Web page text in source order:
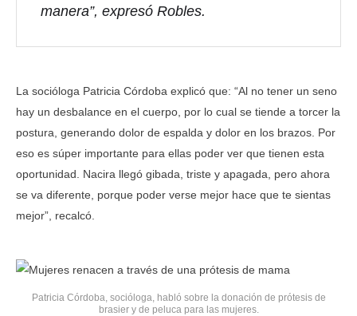
manera”, expresó Robles.
La socióloga Patricia Córdoba explicó que: “Al no tener un seno
hay un desbalance en el cuerpo, por lo cual se tiende a torcer la
postura, generando dolor de espalda y dolor en los brazos. Por
eso es súper importante para ellas poder ver que tienen esta
oportunidad. Nacira llegó gibada, triste y apagada, pero ahora
se va diferente, porque poder verse mejor hace que te sientas
mejor”, recalcó.
Patricia Córdoba, socióloga, habló sobre la donación de prótesis de
brasier y de peluca para las mujeres.